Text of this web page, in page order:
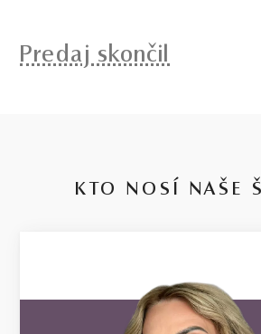
Predaj skončil
KTO NOSÍ NAŠE